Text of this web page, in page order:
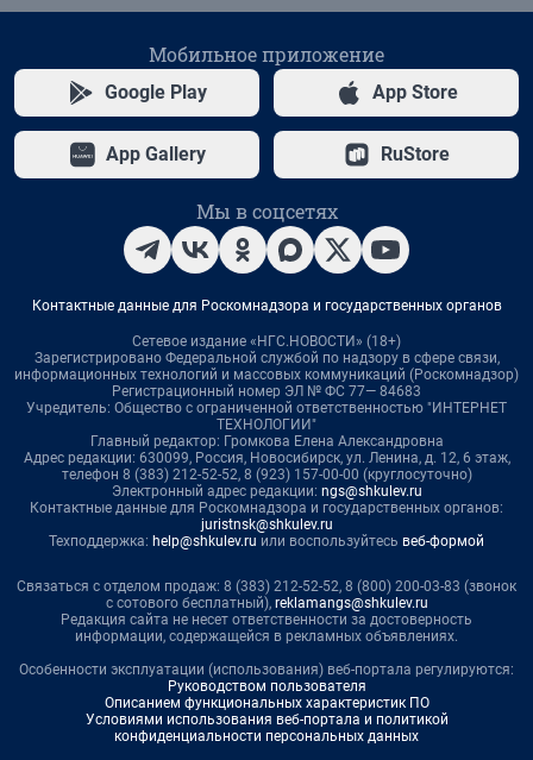
Мобильное приложение
Google Play App Store
App Gallery RuStore
Мы в соцсетях
Контактные данные для Роскомнадзора и государственных органов
Сетевое издание «НГС.НОВОСТИ» (18+)
Зарегистрировано Федеральной службой по надзору в сфере связи,
информационных технологий и массовых коммуникаций (Роскомнадзор)
Регистрационный номер ЭЛ № ФС 77— 84683
Учредитель: Общество с ограниченной ответственностью "ИНТЕРНЕТ
ТЕХНОЛОГИИ"
Главный редактор: Громкова Елена Александровна
Адрес редакции: 630099, Россия, Новосибирск, ул. Ленина, д. 12, 6 этаж,
телефон 8 (383) 212-52-52, 8 (923) 157-00-00 (круглосуточно)
Электронный адрес редакции: ngs@shkulev.ru
Контактные данные для Роскомнадзора и государственных органов:
juristnsk@shkulev.ru
Техподдержка: help@shkulev.ru или воспользуйтесь веб-формой
Связаться с отделом продаж: 8 (383) 212-52-52, 8 (800) 200-03-83 (звонок
с сотового бесплатный), reklamangs@shkulev.ru
Редакция сайта не несет ответственности за достоверность
информации, содержащейся в рекламных объявлениях.
Особенности эксплуатации (использования) веб-портала регулируются:
Руководством пользователя
Описанием функциональных характеристик ПО
Условиями использования веб-портала и политикой
конфиденциальности персональных данных